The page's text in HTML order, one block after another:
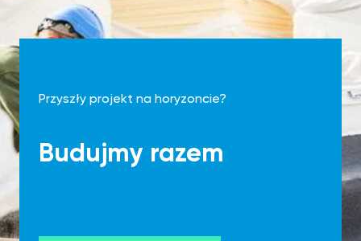
Przyszły projekt na horyzoncie?
Budujmy razem